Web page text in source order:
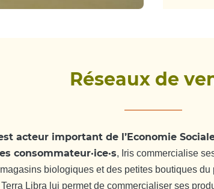
Réseaux de
acteur important de l’Economie
consommateur·ice·s, Iris commercialise
biologiques et des petites boutiques du
Terra Libra lui permet de commercialiser ses